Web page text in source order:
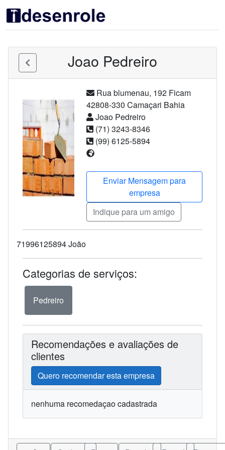
Joao Pedreiro
Rua blumenau, 192 Ficam
42808-330 Camaçari Bahia
Joao Pedreiro
(71) 3243-8346
(99) 6125-5894
Enviar Mensagem para
empresa
Indique para um amigo
71996125894 João
Categorias de serviços:
Pedreiro
Recomendações e avaliações de
clientes
Quero recomendar esta empresa
nenhuma recomedaçao cadastrada